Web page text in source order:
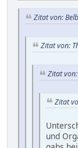
Zitat von:
Zitat von:
Zitat
Zitat
und